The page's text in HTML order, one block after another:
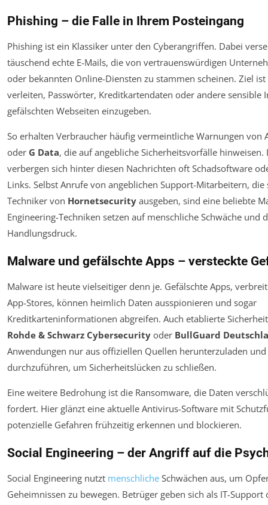
Phishing – die Falle in Ihrem Posteingang
Phishing ist ein Klassiker unter den Cyberangriffen. Dabei
täuschend echte E-Mails, die von vertrauenswürdigen
oder bekannten Online-Diensten zu stammen scheinen. Ziel ist
verleiten, Passwörter, Kreditkartendaten oder andere sensible
gefälschten Webseiten einzugeben.
So erhalten Verbraucher häufig vermeintliche Warnungen von
oder G Data, die auf angebliche Sicherheitsvorfälle
verbergen sich hinter diesen Nachrichten oft Schadsoftware
Links. Selbst Anrufe von angeblichen Support-Mitarbeitern, die
Techniker von Hornetsecurity ausgeben, sind eine beliebte
Engineering-Techniken setzen auf menschliche Schwäche und
Handlungsdruck.
Malware und gefälschte Apps – versteckte
Malware ist heute vielseitiger denn je. Gefälschte Apps,
App-Stores, können heimlich Daten ausspionieren und sogar
Kreditkarteninformationen abgreifen. Auch etablierte
Rohde & Schwarz Cybersecurity oder BullGuard
Anwendungen nur aus offiziellen Quellen herunterzuladen
durchzuführen, um Sicherheitslücken zu schließen.
Eine weitere Bedrohung ist die Ransomware, die Daten
fordert. Hier glänzt eine aktuelle Antivirus-Software mit
potenzielle Gefahren frühzeitig erkennen und blockieren.
Social Engineering – der Angriff auf die
Social Engineering nutzt menschliche Schwächen aus, um
Geheimnissen zu bewegen. Betrüger geben sich als IT-Support